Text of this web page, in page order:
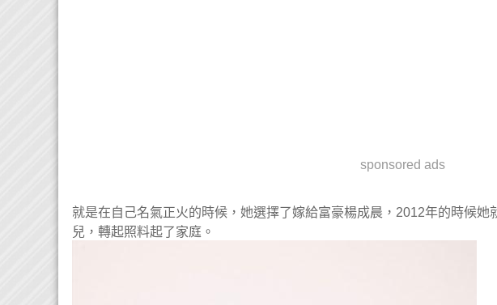
sponsored ads
就是在自己名氣正火的時候，她選擇了嫁給富豪楊成晨，2012年的時候她
兒，轉起照料起了家庭。